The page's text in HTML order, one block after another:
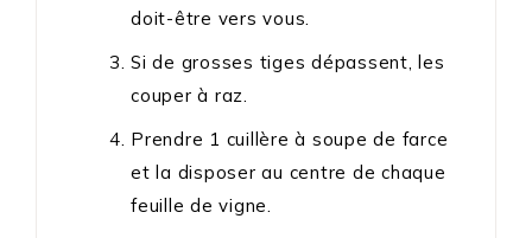
doit-être vers vous.
Si de grosses tiges dépassent, les
couper à raz.
Prendre 1 cuillère à soupe de farce
et la disposer au centre de chaque
feuille de vigne.